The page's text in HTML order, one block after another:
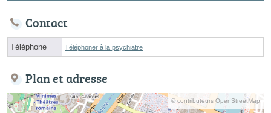
Contact
Téléphone Téléphoner à la psychiatre
Plan et adresse
© contributeurs OpenStreetMap